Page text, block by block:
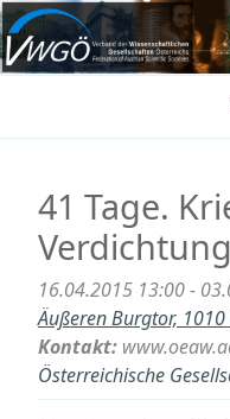
Zum
Inhalt
springenVWGÖ
Federation of Austrian
41 Tage.
16.04.2015 13:00 -
Äußeren Burgtor, 1010
Kontakt:
Österreichische